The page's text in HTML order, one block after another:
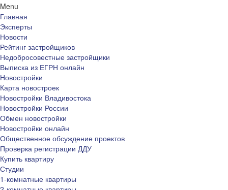
Menu
Главная
Эксперты
Новости
Рейтинг застройщиков
Недобросовестные застройщики
Выписка из ЕГРН онлайн
Новостройки
Карта новостроек
Новостройки Владивостока
Новостройки России
Обмен новостройки
Новостройки онлайн
Общественное обсуждение проектов
Проверка регистрации ДДУ
Купить квартиру
Студии
1-комнатные квартиры